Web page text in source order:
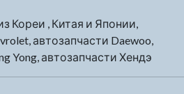
Кореи , Китая и Японии,
автозапчасти Daewoo,
Yong, автозапчасти Хендэ